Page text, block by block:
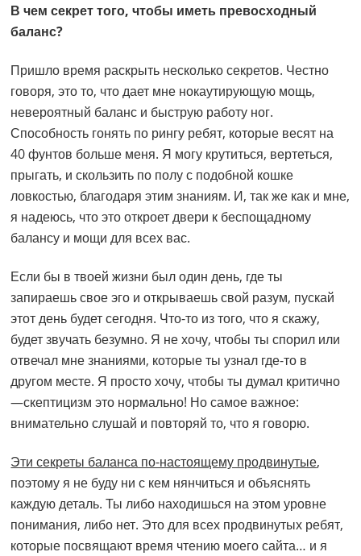
В чем секрет того, чтобы иметь превосходный
баланс?
Пришло время раскрыть несколько секретов. Честно
говоря, это то, что дает мне нокаутирующую мощь,
невероятный баланс и быструю работу ног.
Способность гонять по рингу ребят, которые весят на
40 фунтов больше меня. Я могу крутиться, вертеться,
прыгать, и скользить по полу с подобной кошке
ловкостью, благодаря этим знаниям. И, так же как и мне,
я надеюсь, что это откроет двери к беспощадному
балансу и мощи для всех вас.
Если бы в твоей жизни был один день, где ты
запираешь свое эго и открываешь свой разум, пускай
этот день будет сегодня. Что-то из того, что я скажу,
будет звучать безумно. Я не хочу, чтобы ты спорил или
отвечал мне знаниями, которые ты узнал где-то в
другом месте. Я просто хочу, чтобы ты думал критично
—скептицизм это нормально! Но самое важное:
внимательно слушай и повторяй то, что я говорю.
Эти секреты баланса по-настоящему продвинутые,
поэтому я не буду ни с кем нянчиться и объяснять
каждую деталь. Ты либо находишься на этом уровне
понимания, либо нет. Это для всех продвинутых ребят,
которые посвящают время чтению моего сайта… и я